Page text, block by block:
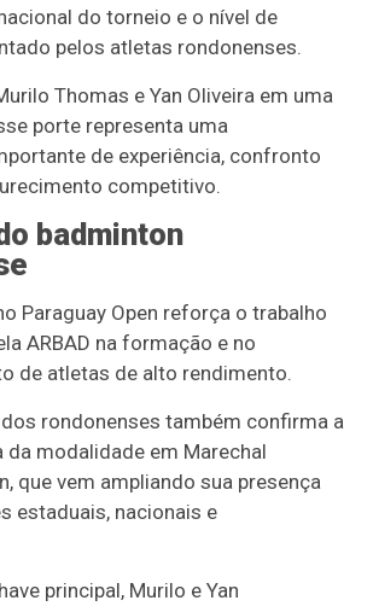
do torneio e o nível de
pelos atletas rondonenses.
Thomas e Yan Oliveira em uma
porte representa uma
de experiência, confronto
competitivo.
badminton
Paraguay Open reforça o trabalho
ARBAD na formação e no
de atletas de alto rendimento.
rondonenses também confirma a
modalidade em Marechal
que vem ampliando sua presença
estaduais, nacionais e
principal, Murilo e Yan